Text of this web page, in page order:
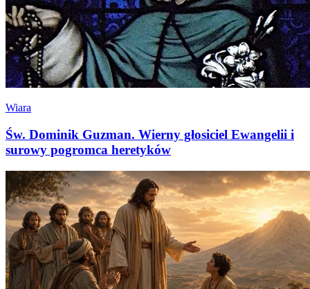
Wiara
Św. Dominik Guzman. Wierny głosiciel Ewangelii i
surowy pogromca heretyków